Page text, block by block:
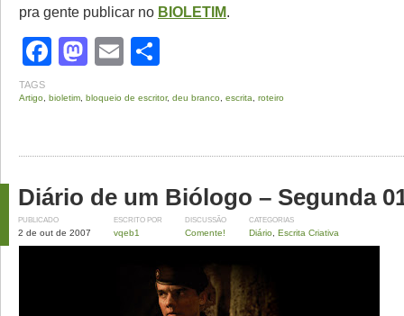
pra gente publicar no BIOLETIM.
Facebook
Mastodon
Email
TAGS
Artigo bioletim bloqueio de escritor, deu branco escrita roteiro
Diário de um Biólogo – Segunda
PUBLICADO
2 de out de 2007
ESCRITO POR
vqeb1
DISCUSSÃO
Comente!
CATEGORIAS
Diário Escrita Criativa